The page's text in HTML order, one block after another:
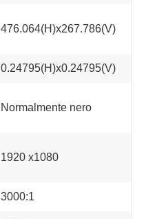
476.064(H)x267.786(V)
0.24795(H)x0.24795(V)
Normalmente nero
1920 x1080
3000:1